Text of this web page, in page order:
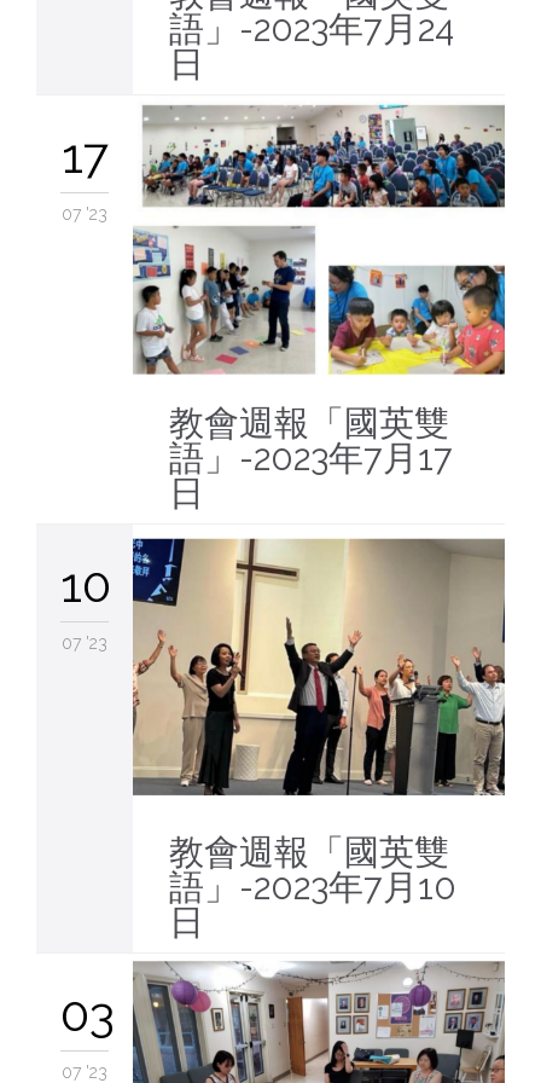
語」-2023年7月24
日
17
07 '23
教會週報「國英雙
語」-2023年7月17
日
10
07 '23
教會週報「國英雙
語」-2023年7月10
日
03
07 '23